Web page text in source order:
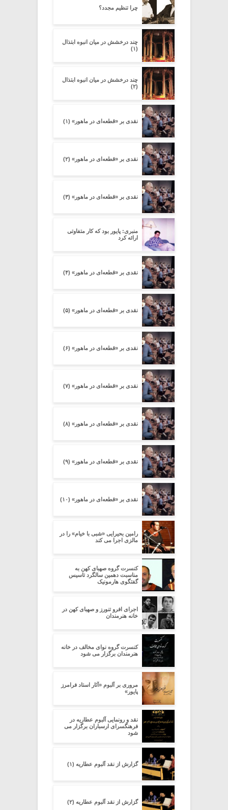
چرا تنظیم مجدد؟
چند درخشش در میان انبوه ابتذال
(۱)
چند درخشش در میان انبوه ابتذال
(۲)
نقدی بر «قطعه‌ای در ماهور» (۱)
نقدی بر «قطعه‌ای در ماهور» (۲)
نقدی بر «قطعه‌ای در ماهور» (۳)
منبری: پایور بود که کار متفاوتی
ارائه کرد
نقدی بر «قطعه‌ای در ماهور» (۴)
نقدی بر «قطعه‌ای در ماهور» (۵)
نقدی بر «قطعه‌ای در ماهور» (۶)
نقدی بر «قطعه‌ای در ماهور» (۷)
نقدی بر «قطعه‌ای در ماهور» (۸)
نقدی بر «قطعه‌ای در ماهور» (۹)
نقدی بر «قطعه‌ای در ماهور» (۱۰)
رامین بحیرایی «شبی با خیام» را در
مالزی اجرا می کند
کنسرت گروه صهبای کهن به
مناسبت دهمین سالگرد تاسیس
گفتگوی هارمونیک
اجرای افرو تنورز و صهبای کهن در
خانه هنرمندان
کنسرت گروه نوای مخالف در خانه
هنرمندان برگزار می شود
مروری بر آلبوم «آثار استاد فرامرز
پایور»
نقد و رونمایی آلبوم عطاریه در
فرهنگسرای ارسباران برگزار می
شود
گزارش از نقد آلبوم عطاریه (۱)
گزارش از نقد آلبوم عطاریه (۲)